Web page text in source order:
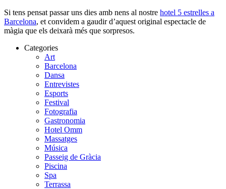
Si tens pensat passar uns dies amb nens al nostre hotel 5 estrelles a
Barcelona, et convidem a gaudir d’aquest original espectacle de
màgia que els deixarà més que sorpresos.
Categories
Art
Barcelona
Dansa
Entrevistes
Esports
Festival
Fotografia
Gastronomia
Hotel Omm
Massatges
Música
Passeig de Gràcia
Piscina
Spa
Terrassa